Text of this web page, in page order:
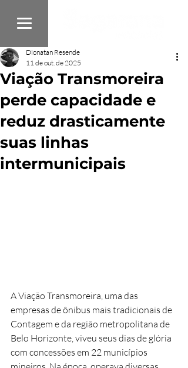
Viação Transmoreira
perde capacidade e
reduz drasticamente
suas linhas
intermunicipais
Dionatan Resende
11 de out. de 2025
A Viação Transmoreira, uma das
empresas de ônibus mais tradicionais de
Contagem e da região metropolitana de
Belo Horizonte, viveu seus dias de glória
com concessões em 22 municípios